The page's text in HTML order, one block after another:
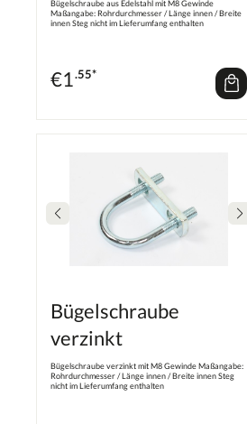
Bügelschraube aus Edelstahl mit M8 Gewinde
Maßangabe: Rohrdurchmesser / Länge innen / Breite
innen Steg nicht im Lieferumfang enthalten
€1.55*
Bügelschraube
verzinkt
Bügelschraube verzinkt mit M8 Gewinde Maßangabe:
Rohrdurchmesser / Länge innen / Breite innen Steg
nicht im Lieferumfang enthalten